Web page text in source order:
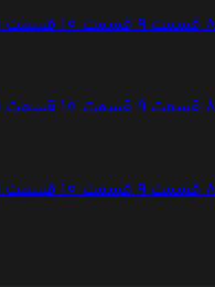
قسمت 9 قسمت 10 قسمت 11
قسمت 9 قسمت 10 قسمت 11
قسمت 9 قسمت 10 قسمت 11